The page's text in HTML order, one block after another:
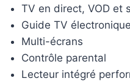
TV en direct, VOD et
Guide TV
Multi-écrans
Contrôle parental
Lecteur intégré